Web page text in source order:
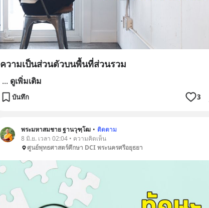
ความเป็นส่วนตัวบนพื้นที่ส่วนรวม
... ดูเพิ่มเติม
บันทึก 3
พระมหาสมชาย ฐานวุฑฺโฒ • ติดตาม
8 มิ.ย. เวลา 02:04 • ความคิดเห็น
ศูนย์พุทธศาสตร์ศึกษา DCI พระนครศรีอยุธยา